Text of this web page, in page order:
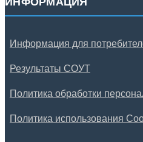
Информация для
Результаты СОУТ
Политика обработки
Политика использования